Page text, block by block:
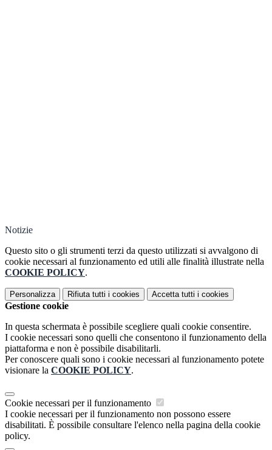
Notizie
Questo sito o gli strumenti terzi da questo utilizzati si avvalgono di
cookie necessari al funzionamento ed utili alle finalità illustrate nella
COOKIE POLICY.
Personalizza Rifiuta tutti i cookies Accetta tutti i cookies
Gestione cookie
In questa schermata è possibile scegliere quali cookie consentire.
I cookie necessari sono quelli che consentono il funzionamento della
piattaforma e non è possibile disabilitarli.
Per conoscere quali sono i cookie necessari al funzionamento potete
visionare la COOKIE POLICY.
Cookie necessari per il funzionamento
I cookie necessari per il funzionamento non possono essere
disabilitati. È possibile consultare l'elenco nella pagina della cookie
policy.